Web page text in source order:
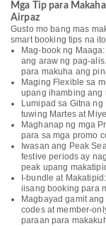
Mga Tip para
Airpaz
Gusto mo bang mas
smart booking tips na
Mag-book ng
ang araw ng pag-
para makuha ang
Maging Flexible sa
upang ihambing ang
Lumipad sa Gitna
tuwing Martes at
Maghanap ng mga
para sa mga promo
Iwasan ang Peak
festive periods ay
peak upang
I-bundle at
iisang booking para
Magbayad gamit
codes at member-
paraan para